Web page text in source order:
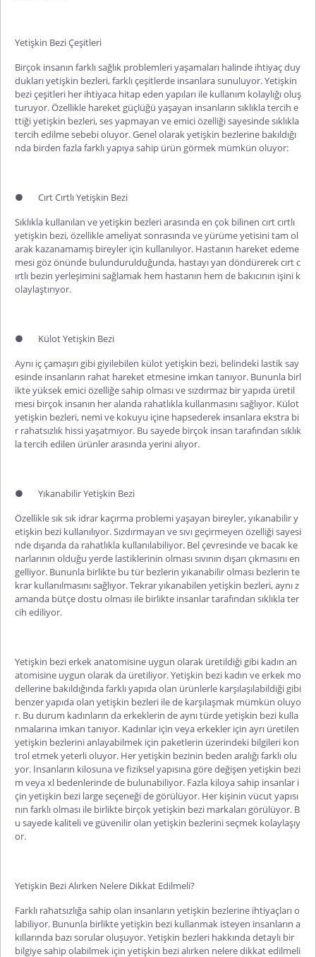
Yetişkin Bezi Çeşitleri
Birçok insanın farklı sağlık problemleri yaşamaları halinde ihtiyaç duy
dukları yetişkin bezleri, farklı çeşitlerde insanlara sunuluyor.Yetişkin
bezi çeşitleri her ihtiyaca hitap eden yapıları ile kullanım kolaylığı oluş
turuyor. Özellikle hareket güçlüğü yaşayan insanların sıklıkla tercih e
ttiği yetişkin bezleri, ses yapmayan ve emici özelliği sayesinde sıklıkla
tercih edilme sebebi oluyor. Genel olarak yetişkin bezlerine bakıldığı
nda birden fazla farklı yapıya sahip ürün görmek mümkün oluyor:
●
Cırt Cırtlı Yetişkin Bezi
Sıklıkla kullanılan ve yetişkin bezleri arasında en çok bilinen cırt cırtlı
yetişkin bezi, özellikle ameliyat sonrasında ve yürüme yetisini tam ol
arak kazanamamış bireyler için kullanılıyor. Hastanın hareket edeme
mesi göz önünde bulundurulduğunda, hastayı yan döndürerek cırt c
ırtlı bezin yerleşimini sağlamak hem hastanın hem de bakıcının işini k
olaylaştırıyor.
●
Külot Yetişkin Bezi
Aynı iç çamaşırı gibi giyilebilen külot yetişkin bezi, belindeki lastik say
esinde insanların rahat hareket etmesine imkan tanıyor. Bununla birl
ikte yüksek emici özelliğe sahip olması ve sızdırmaz bir yapıda üretil
mesi birçok insanın her alanda rahatlıkla kullanmasını sağlıyor. Külot
yetişkin bezleri, nemi ve kokuyu içine hapsederek insanlara ekstra bi
r rahatsızlık hissi yaşatmıyor. Bu sayede birçok insan tarafından sıklık
la tercih edilen ürünler arasında yerini alıyor.
●
Yıkanabilir Yetişkin Bezi
Özellikle sık sık idrar kaçırma problemi yaşayan bireyler, yıkanabilir y
etişkin bezi kullanılıyor. Sızdırmayan ve sıvı geçirmeyen özelliği sayesi
nde dışarıda da rahatlıkla kullanılabiliyor. Bel çevresinde ve bacak ke
narlarının olduğu yerde lastiklerinin olması sıvının dışarı çıkmasını en
gelliyor. Bununla birlikte bu tür bezlerin yıkanabilir olması bezlerin te
krar kullanılmasını sağlıyor. Tekrar yıkanabilen yetişkin bezleri, aynı z
amanda bütçe dostu olması ile birlikte insanlar tarafından sıklıkla ter
cih ediliyor.
Yetişkin bezi erkekanatomisine uygun olarak üretildiği gibi kadın an
atomisine uygun olarak da üretiliyor.Yetişkin bezi kadın ve erkek mo
dellerine bakıldığında farklı yapıda olan ürünlerle karşılaşılabildiği gibi
benzer yapıda olan yetişkin bezleri ile de karşılaşmak mümkün oluyo
r. Bu durum kadınların da erkeklerin de aynı türde yetişkin bezi kulla
nmalarına imkan tanıyor. Kadınlar için veya erkekler için ayrı üretilen
yetişkin bezlerini anlayabilmek için paketlerin üzerindeki bilgileri kon
trol etmek yeterli oluyor. Her yetişkin bezinin beden aralığı farklı olu
yor. İnsanların kilosuna ve fiziksel yapısına göre değişen yetişkin bezi
m veya xl bedenlerinde de bulunabiliyor. Fazla kiloya sahip insanlar i
çin yetişkin bezi large seçeneği de görülüyor. Her kişinin vücut yapısı
nın farklı olması ile birlikte birçokyetişkin bezi markaları görülüyor. B
u sayede kaliteli ve güvenilir olan yetişkin bezlerini seçmek kolaylaşıy
or.
Yetişkin Bezi Alırken Nelere Dikkat Edilmeli?
Farklı rahatsızlığa sahip olan insanların yetişkin bezlerine ihtiyaçları o
labiliyor. Bununla birlikte yetişkin bezi kullanmak isteyen insanların a
kıllarında bazı sorular oluşuyor. Yetişkin bezleri hakkında detaylı bir
bilgiye sahip olabilmek için yetişkin bezi alırken nelere dikkat edilmeli